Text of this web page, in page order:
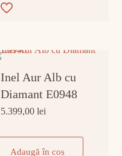
Inel Aur Alb cu
Diamant E0948
5.399,00lei
Adaugă în coș